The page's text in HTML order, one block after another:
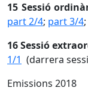
15 Sessió
part 2/4; part 3/4;
16 Sessió
1/1 (darrera
Emissions 2018